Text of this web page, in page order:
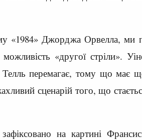
Джорджа Орвелла, ми
«другої стріли».
Телль перемагає, тому що
сценарій того, що
на картині